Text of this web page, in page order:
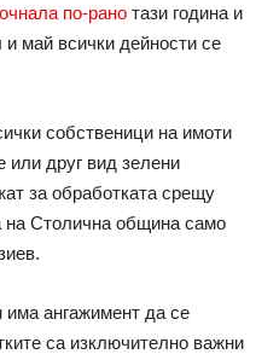
по-рано тази година и
май всички дейности се
собственици на имоти
или друг вид зелени
за обработката срещу
на Столична община само
има ангажимент да се
са изключително важни